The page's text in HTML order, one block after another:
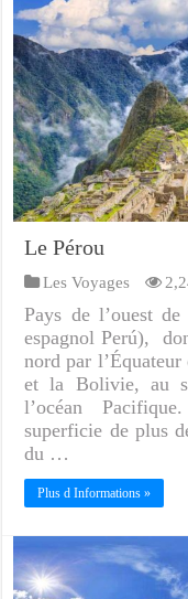
Le Pérou
Les Voyages
Pays de l’ouest
espagnol Perú),
nord par
et la Bolivie, au
l’océan
superficie de plus
du …
Plus d Informations »